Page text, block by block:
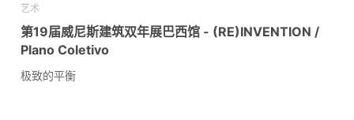
艺术
第19届威尼斯建筑双年展巴西馆 - (RE)INVENTION /
Plano Coletivo
极致的平衡